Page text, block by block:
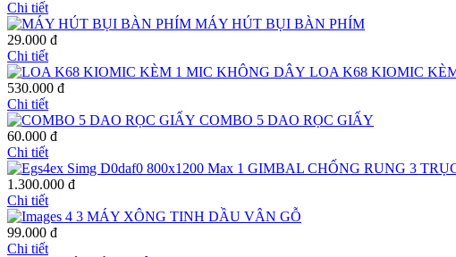
Chi tiết
MÁY HÚT BỤI BÀN PHÍM
29.000 đ
Chi tiết
LOA K68 KIOMIC
530.000 đ
Chi tiết
COMBO 5 DAO RỌC GIẤY
60.000 đ
Chi tiết
GIMBAL CHỐNG RUNG 3
1.300.000 đ
Chi tiết
MÁY XÔNG TINH DẦU VÂN GỖ
99.000 đ
Chi tiết